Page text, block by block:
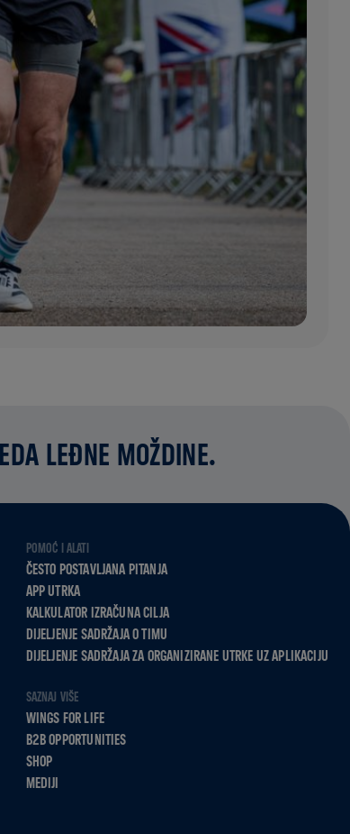
LEĐNE MOŽDINE.
POMOĆ I ALATI
ČESTO POSTAVLJANA PITANJA
APP UTRKA
KALKULATOR IZRAČUNA CILJA
DIJELJENJE SADRŽAJA O TIMU
DIJELJENJE SADRŽAJA ZA ORGANIZIRANE UTRKE UZ APLIKACIJU
SAZNAJ VIŠE
WINGS FOR LIFE
B2B OPPORTUNITIES
SHOP
MEDIJI